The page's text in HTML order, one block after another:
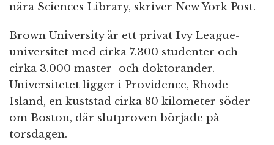
nära Sciences Library, skriver New York Post.
Brown University är ett privat Ivy League-
universitet med cirka 7.300 studenter och
cirka 3.000 master- och doktorander.
Universitetet ligger i Providence, Rhode
Island, en kuststad cirka 80 kilometer söder
om Boston, där slutproven började på
torsdagen.